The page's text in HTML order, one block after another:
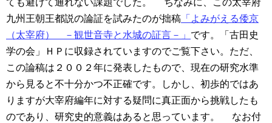
ても避けて通れない課題でした。
ちなみに、この太宰府
九州王朝王都説の論証を試みたのが拙稿 「よみがえる倭京
（太宰府） －観世音寺と水城の証言－」 です。「古田史
学の会」ＨＰに収録されていますのでご覧下さい。ただ、
この論稿は２００２年に発表したもので、現在の研究水準
から見ると不十分かつ不正確です。しかし、初歩的ではあ
りますが大宰府編年に対する疑問に真正面から挑戦したも
のであり、研究史的意義はあると思っています。
なお付